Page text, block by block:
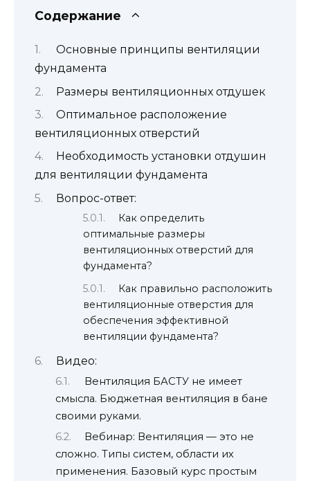
Содержание
Основные принципы вентиляции
фундамента
Размеры вентиляционных отдушек
Оптимальное расположение
вентиляционных отверстий
Необходимость установки отдушин
для вентиляции фундамента
Вопрос-ответ:
Как определить
оптимальные размеры
вентиляционных отверстий для
фундамента?
Как правильно расположить
вентиляционные отверстия для
обеспечения эффективной
вентиляции фундамента?
Видео:
Вентиляция БАСТУ не имеет
смысла. Бюджетная вентиляция в бане
своими руками.
Вебинар: Вентиляция — это не
сложно. Типы систем, области их
применения. Базовый курс простым